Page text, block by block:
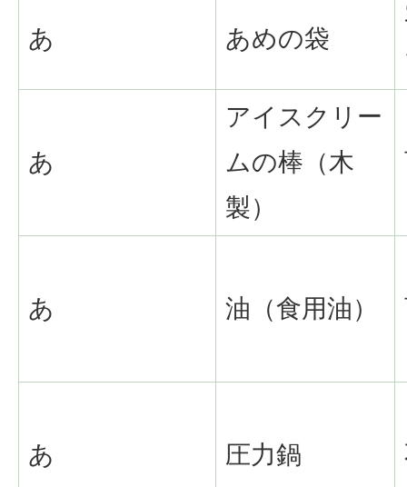
あ あめの袋
あ
アイスクリー
ムの棒（木
製）
あ 油（食用油）
あ 圧力鍋